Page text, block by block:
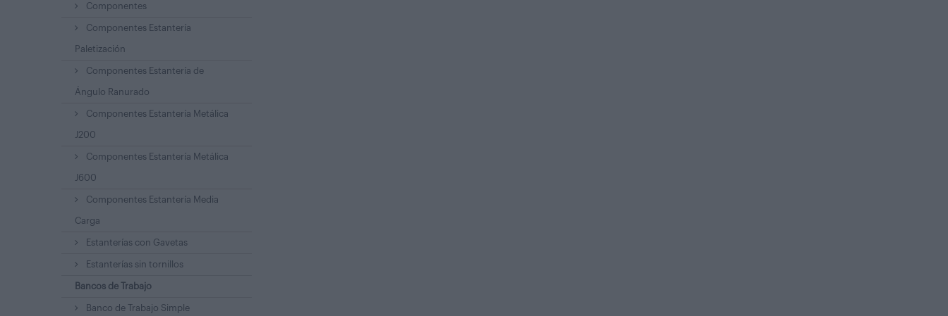
Componentes
Componentes Estantería
Paletización
Componentes Estantería de
Ángulo Ranurado
Componentes Estantería Metálica
J200
Componentes Estantería Metálica
J600
Componentes Estantería Media
Carga
Estanterías con Gavetas
Estanterías sin tornillos
Bancos de Trabajo
Banco de Trabajo Simple